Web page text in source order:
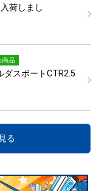
荷しまし
商品
ダスボートCTR2.5
る